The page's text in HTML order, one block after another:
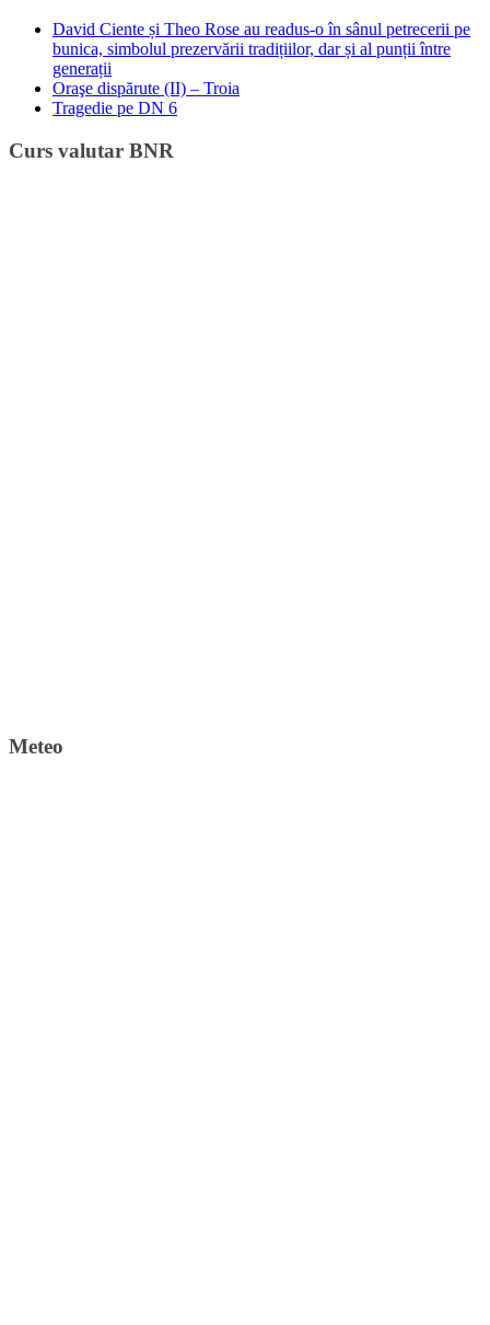
David Ciente și Theo Rose au readus-o în sânul petrecerii pe
bunica, simbolul prezervării tradițiilor, dar și al punții între
generații
Oraşe dispărute (II) – Troia
Tragedie pe DN 6
Curs valutar BNR
Meteo